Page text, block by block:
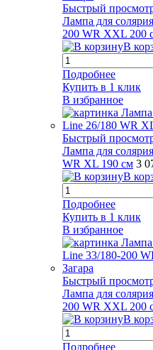
Быстрый
Лампа для
200 WR XXL 200
В
Подробнее
Купить в 1 клик
В избранное
Быстрый
Лампа для
WR XL 190 см 3
В
Подробнее
Купить в 1 клик
В избранное
Быстрый
Лампа для
200 WR XXL 200
В
Подробнее